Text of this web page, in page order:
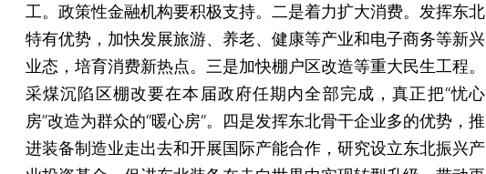
工。政策性金融机构要积极支持。二是着力扩大消费。发挥东北
特有优势，加快发展旅游、养老、健康等产业和电子商务等新兴
业态，培育消费新热点。三是加快棚户区改造等重大民生工程。
采煤沉陷区棚改要在本届政府任期内全部完成，真正把“忧心
房”改造为群众的“暖心房”。四是发挥东北骨干企业多的优势，推
进装备制造业走出去和开展国际产能合作，研究设立东北振兴产